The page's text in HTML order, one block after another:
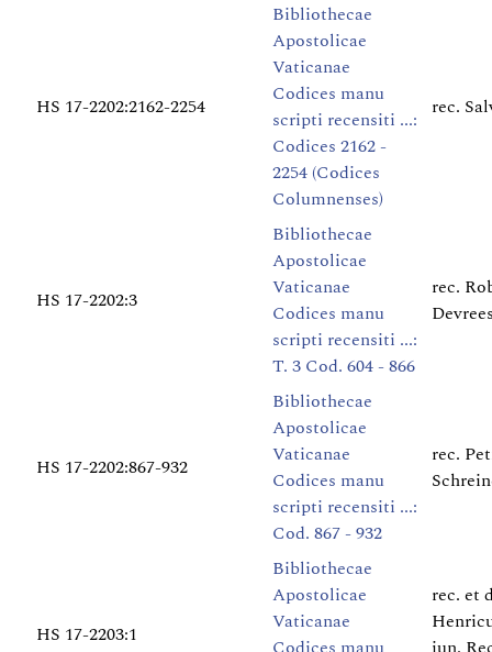
HS 17-2202:2162-2254
Bibliothecae
Apostolicae
Vaticanae
Codices manu
scripti recensiti ...:
Codices 2162 -
2254 (Codices
Columnenses)
rec.
HS 17-2202:3
Bibliothecae
Apostolicae
Vaticanae
Codices manu
scripti recensiti ...:
T. 3 Cod. 604 - 866
rec.
HS 17-2202:867-932
Bibliothecae
Apostolicae
Vaticanae
Codices manu
scripti recensiti ...:
Cod. 867 - 932
rec.
HS 17-2203:1
Bibliothecae
Apostolicae
Vaticanae
rec. et